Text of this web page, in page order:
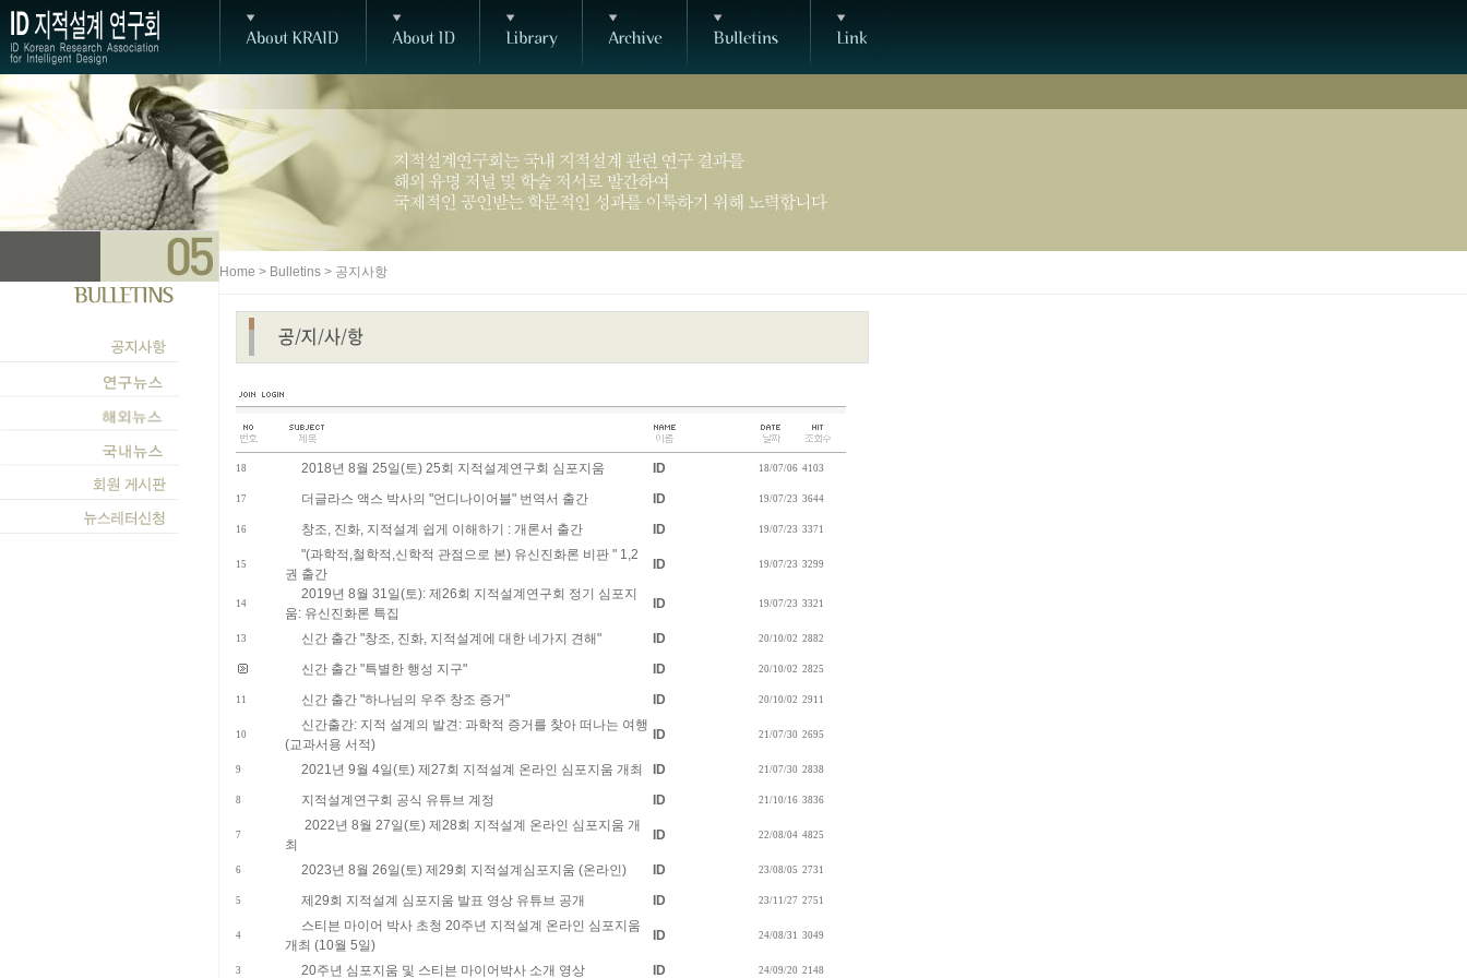
Home > Bulletins > 공지사항
18 2018년 8월 25일(토) 25회 지적설계연구회 심포지움 ID 18/07/06 4103
17 더글라스 액스 박사의 "언디나이어블" 번역서 출간 ID 19/07/23 3644
16 창조, 진화, 지적설계 쉽게 이해하기 : 개론서 출간 ID 19/07/23 3371
15
"(과학적,철학적,신학적 관점으로 본) 유신진화론 비판 " 1,2
권 출간
ID 19/07/23 3299
14
​2019년 8월 31일(토): 제26회 지적설계연구회 정기 심포지
움: 유신진화론 특집
ID 19/07/23 3321
13 신간 출간 "창조, 진화, 지적설계에 대한 네가지 견해" ID 20/10/02 2882
신간 출간 "특별한 행성 지구" ID 20/10/02 2825
11 신간 출간 "하나님의 우주 창조 증거" ID 20/10/02 2911
10
신간출간: 지적 설계의 발견: 과학적 증거를 찾아 떠나는 여행
(교과서용 서적)
ID 21/07/30 2695
9 2021년 9월 4일(토) 제27회 지적설계 온라인 심포지움 개최 ID 21/07/30 2838
8 지적설계연구회 공식 유튜브 계정 ID 21/10/16 3836
7
2022년 8월 27일(토) 제28회 지적설계 온라인 심포지움 개
최
ID 22/08/04 4825
6 2023년 8월 26일(토) 제29회 지적설계심포지움 (온라인) ID 23/08/05 2731
5 제29회 지적설계 심포지움 발표 영상 유튜브 공개 ID 23/11/27 2751
4
스티븐 마이어 박사 초청 20주년 지적설계 온라인 심포지움
개최 (10월 5일)
ID 24/08/31 3049
3 20주년 심포지움 및 스티븐 마이어박사 소개 영상 ID 24/09/20 2148